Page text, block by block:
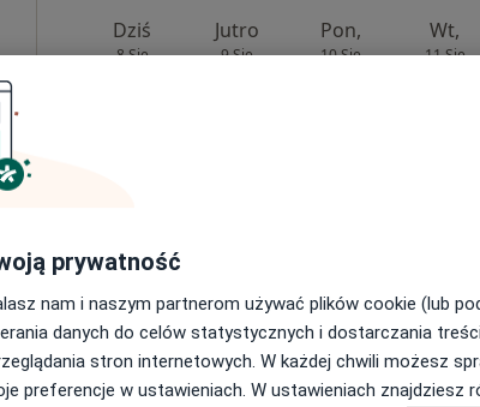
- POWIATOWY ZESPÓŁ SZPITALI
Dziś
8 Sie
Jutro
9 Sie
Pon,
10 Sie
Wt,
11 Sie
prywatność
nam i naszym partnerom używać plików cookie (lub
danych do celów statystycznych i dostarczania
stron internetowych. W każdej chwili możesz
preferencje w ustawieniach. W ustawieniach znajdziesz